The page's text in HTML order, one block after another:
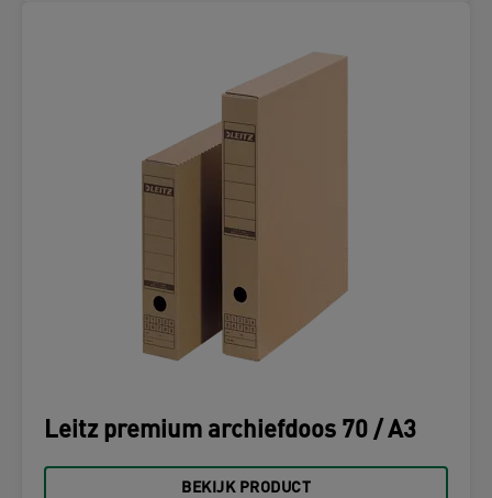
Leitz premium archiefdoos 70 / A3
BEKIJK PRODUCT